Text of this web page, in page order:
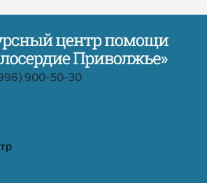
900-50-30